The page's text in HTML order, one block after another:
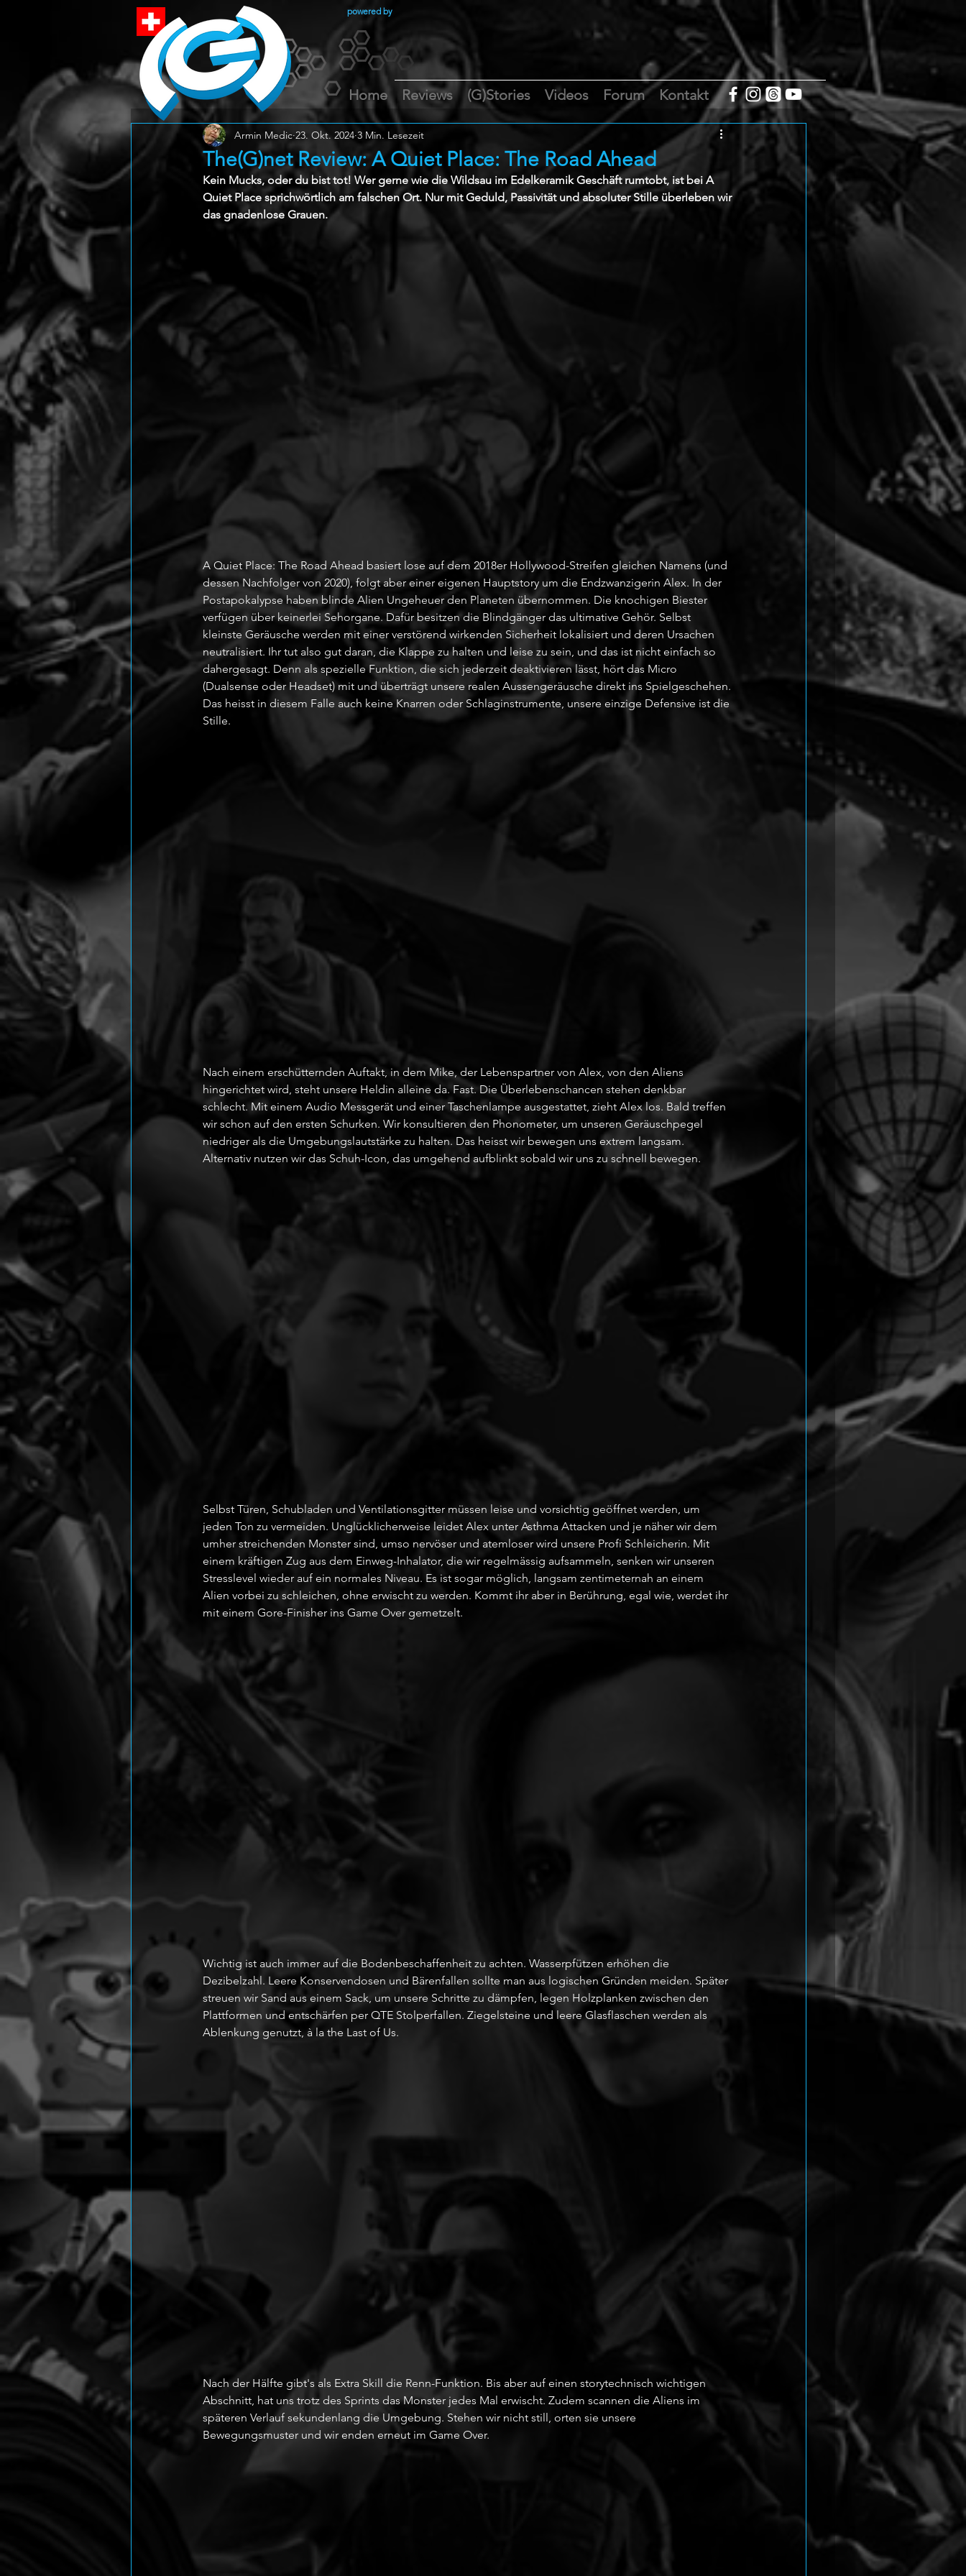
powered by
Home Reviews (G)Stories Videos Forum Kontakt
The(G)net Review: A Quiet Place: The Road Ahead
Armin Medic 23. Okt. 2024 3 Min. Lesezeit
Kein Mucks, oder du bist tot! Wer gerne wie die Wildsau im Edelkeramik Geschäft rumtobt, ist bei A
Quiet Place sprichwörtlich am falschen Ort. Nur mit Geduld, Passivität und absoluter Stille überleben wir
das gnadenlose Grauen.
A Quiet Place: The Road Ahead basiert lose auf dem 2018er Hollywood-Streifen gleichen Namens (und
dessen Nachfolger von 2020), folgt aber einer eigenen Hauptstory um die Endzwanzigerin Alex. In der
Postapokalypse haben blinde Alien Ungeheuer den Planeten übernommen. Die knochigen Biester
verfügen über keinerlei Sehorgane. Dafür besitzen die Blindgänger das ultimative Gehör. Selbst
kleinste Geräusche werden mit einer verstörend wirkenden Sicherheit lokalisiert und deren Ursachen
neutralisiert. Ihr tut also gut daran, die Klappe zu halten und leise zu sein, und das ist nicht einfach so
dahergesagt. Denn als spezielle Funktion, die sich jederzeit deaktivieren lässt, hört das Micro
(Dualsense oder Headset) mit und überträgt unsere realen Aussengeräusche direkt ins Spielgeschehen.
Das heisst in diesem Falle auch keine Knarren oder Schlaginstrumente, unsere einzige Defensive ist die
Stille.
Nach einem erschütternden Auftakt, in dem Mike, der Lebenspartner von Alex, von den Aliens
hingerichtet wird, steht unsere Heldin alleine da. Fast. Die Überlebenschancen stehen denkbar
schlecht. Mit einem Audio Messgerät und einer Taschenlampe ausgestattet, zieht Alex los. Bald treffen
wir schon auf den ersten Schurken. Wir konsultieren den Phonometer, um unseren Geräuschpegel
niedriger als die Umgebungslautstärke zu halten. Das heisst wir bewegen uns extrem langsam.
Alternativ nutzen wir das Schuh-Icon, das umgehend aufblinkt sobald wir uns zu schnell bewegen.
Selbst Türen, Schubladen und Ventilationsgitter müssen leise und vorsichtig geöffnet werden, um
jeden Ton zu vermeiden. Unglücklicherweise leidet Alex unter Asthma Attacken und je näher wir dem
umher streichenden Monster sind, umso nervöser und atemloser wird unsere Profi Schleicherin. Mit
einem kräftigen Zug aus dem Einweg-Inhalator, die wir regelmässig aufsammeln, senken wir unseren
Stresslevel wieder auf ein normales Niveau. Es ist sogar möglich, langsam zentimeternah an einem
Alien vorbei zu schleichen, ohne erwischt zu werden. Kommt ihr aber in Berührung, egal wie, werdet ihr
mit einem Gore-Finisher ins Game Over gemetzelt.
Wichtig ist auch immer auf die Bodenbeschaffenheit zu achten. Wasserpfützen erhöhen die
Dezibelzahl. Leere Konservendosen und Bärenfallen sollte man aus logischen Gründen meiden. Später
streuen wir Sand aus einem Sack, um unsere Schritte zu dämpfen, legen Holzplanken zwischen den
Plattformen und entschärfen per QTE Stolperfallen. Ziegelsteine und leere Glasflaschen werden als
Ablenkung genutzt, à la the Last of Us.
Nach der Hälfte gibt's als Extra Skill die Renn-Funktion. Bis aber auf einen storytechnisch wichtigen
Abschnitt, hat uns trotz des Sprints das Monster jedes Mal erwischt. Zudem scannen die Aliens im
späteren Verlauf sekundenlang die Umgebung. Stehen wir nicht still, orten sie unsere
Bewegungsmuster und wir enden erneut im Game Over.